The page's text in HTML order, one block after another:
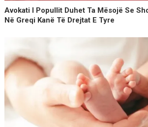
Avokati I Popullit Duhet Ta Mësojë Se
Në Greqi Kanë Të Drejtat E Tyre